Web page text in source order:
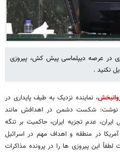
در عرصه دیپلماسی پیش کش، پیروزی
نکنید .
، نماینده نزدیک به طیف پایداری در
نوشت: شکست دشمن در اهدافش مانند
عدم تجزیه ایران، حاکمیت بر تنگه
در منطقه و اهداف مهم در اسرائیل
این پیروزی ها را در پرونده مذاکرات